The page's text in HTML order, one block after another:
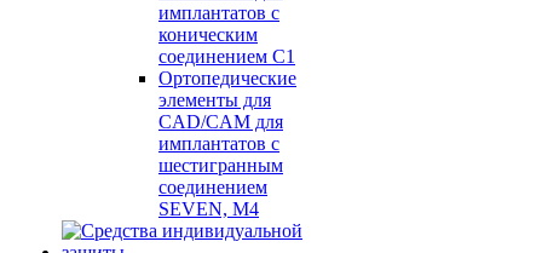
имплантатов с
коническим
соединением С1
Ортопедические
элементы для
CAD/CAM для
имплантатов с
шестигранным
соединением
SEVEN, М4